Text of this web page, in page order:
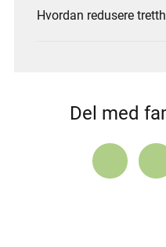
Hvordan redusere
Del med